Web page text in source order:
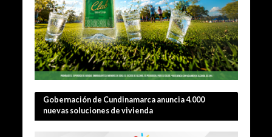
Gobernación de Cundinamarca anuncia 4.000
nuevas soluciones de vivienda